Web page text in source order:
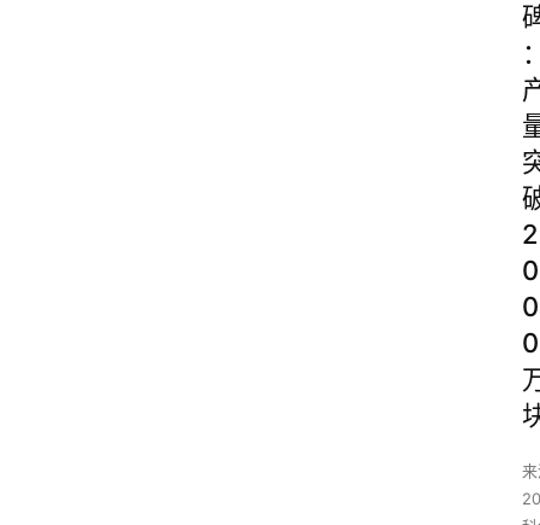
2
0
0
0